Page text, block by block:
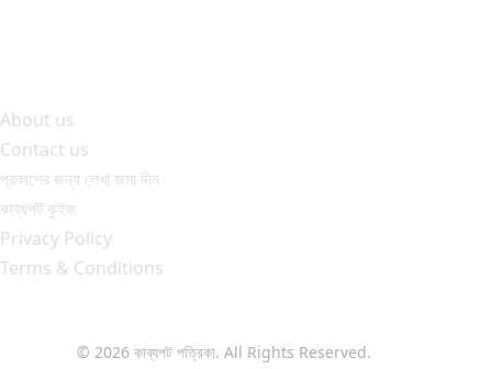
About us
Contact us
প্রকাশের জন্য লেখা জমা দিন
কাব্যপট কুইজ
Privacy Policy
Terms & Conditions
© 2026 কাব্যপট পত্রিকা. All Rights Reserved.